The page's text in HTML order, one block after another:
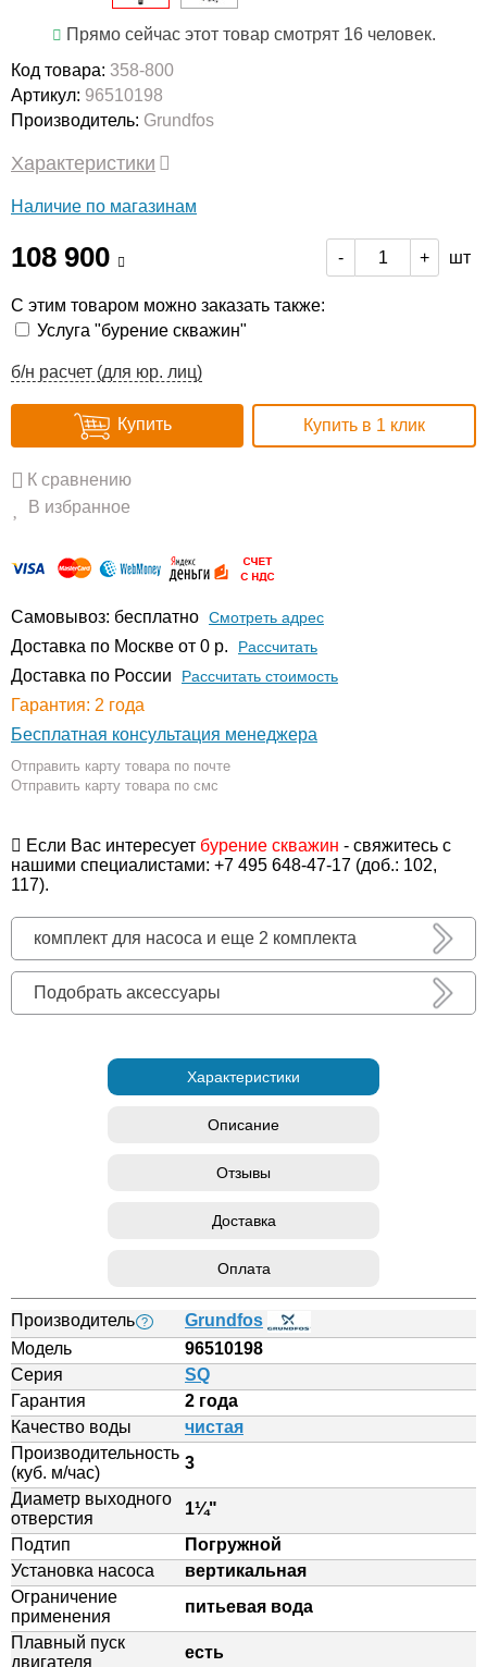
Прямо сейчас этот товар смотрят 16 человек.
Код товара: 358-800
Артикул: 96510198
Производитель: Grundfos
Характеристики
Наличие по магазинам
108 900 - + шт
С этим товаром можно заказать также:
Услуга "бурение скважин"
б/н расчет (для юр. лиц)
Купить Купить в 1 клик
К сравнению
В избранное
Самовывоз: бесплатно Смотреть адрес
Доставка по Москве от 0 р. Расcчитать
Доставка по России Рассчитать стоимость
Гарантия: 2 года
Бесплатная консультация менеджера
Отправить карту товара по почте
Отправить карту товара по смс
Если Вас интересует бурение скважин - свяжитесь с
нашими специалистами: +7 495 648-47-17 (доб.: 102,
117).
комплект для насоса и еще 2 комплекта
Подобрать аксессуары
Характеристики
Описание
Отзывы
Доставка
Оплата
Производитель ?
Grundfos
Модель
96510198
Серия
SQ
Гарантия
2 года
Качество воды
чистая
Производительность
(куб. м/час)
3
Диаметр выходного
отверстия
1¼"
Подтип
Погружной
Установка насоса
вертикальная
Ограничение
применения
питьевая вода
Плавный пуск
двигателя
есть